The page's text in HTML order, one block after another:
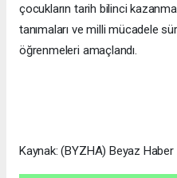
çocukların tarih bilinci
tanımaları ve milli mücadele
öğrenmeleri amaçlandı.
Kaynak: (BYZHA) Beyaz Haber